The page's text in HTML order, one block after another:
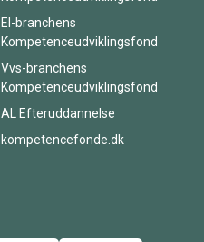
El-branchens
Kompetenceudviklingsfond
Vvs-branchens
Kompetenceudviklingsfond
AL Efteruddannelse
kompetencefonde.dk